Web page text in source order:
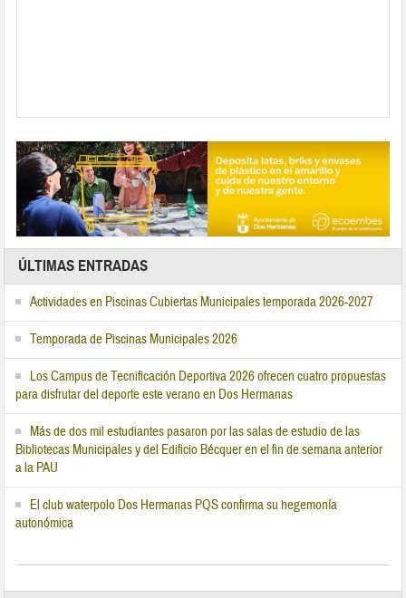
ÚLTIMAS ENTRADAS
Actividades en Piscinas Cubiertas Municipales temporada 2026-2027
Temporada de Piscinas Municipales 2026
Los Campus de Tecnificación Deportiva 2026 ofrecen cuatro propuestas
para disfrutar del deporte este verano en Dos Hermanas
Más de dos mil estudiantes pasaron por las salas de estudio de las
Bibliotecas Municipales y del Edificio Bécquer en el fin de semana anterior
a la PAU
El club waterpolo Dos Hermanas PQS confirma su hegemonía
autonómica